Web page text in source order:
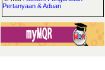
Pertanyaan & Aduan